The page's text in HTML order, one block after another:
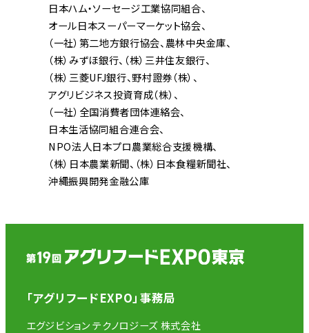
日本ハム・ソーセージ工業協同組合
オール日本スーパーマーケット協会
（一社）第二地方銀行協会 農林中央金庫
（株）みずほ銀行 （株）三井住友銀行
（株）三菱UFJ銀行 野村證券（株）
アグリビジネス投資育成（株）
（一社）全国消費者団体連絡会
日本生活協同組合連合会
NPO法人日本プロ農業総合支援機構
（株）日本農業新聞 （株）日本食糧新聞社
沖縄振興開発金融公庫
「アグリフードEXPO」事務局
エグジビション テクノロジーズ 株式会社